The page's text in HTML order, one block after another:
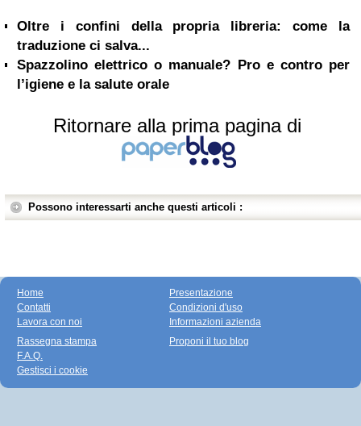
Oltre i confini della propria libreria: come la
traduzione ci salva...
Spazzolino elettrico o manuale? Pro e contro per
l’igiene e la salute orale
Ritornare alla prima pagina di
Possono interessarti anche questi articoli :
Home
Contatti
Lavora con noi
Presentazione
Condizioni d'uso
Informazioni azienda
Rassegna stampa
F.A.Q.
Gestisci i cookie
Proponi il tuo blog